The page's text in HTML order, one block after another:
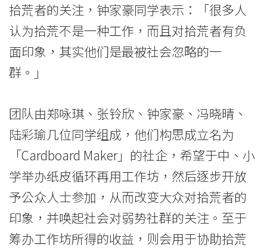
学
院
消
国
际
学
院
拾荒者的关注，钟家豪同学表示：「很多人
认为拾荒不是一种工作，而且对拾荒者有负
面印象，其实他们是最被社会忽略的一
群。」
团队由郑咏琪、张铃欣、钟家豪、冯晓晴、
陆彩瑜几位同学组成，他们构思成立名为
「Cardboard Maker」的社企，希望于中、小
学举办纸皮循环再用工作坊，然后逐步开放
予公众人士参加，从而改变大众对拾荒者的
印象，并唤起社会对弱势社群的关注。至于
筹办工作坊所得的收益，则会用于协助拾荒